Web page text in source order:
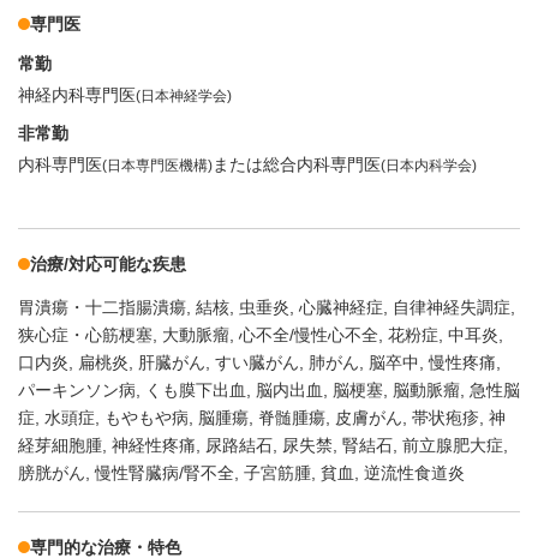
専門医
常勤
神経内科専門医(日本神経学会)
非常勤
内科専門医(日本専門医機構)または総合内科専門医(日本内科学会)
治療/対応可能な疾患
胃潰瘍・十二指腸潰瘍 結核 虫垂炎 心臓神経症
自律神経失調症
狭心症・心筋梗塞 大動脈瘤 心不全/慢性心不全 花粉症 中耳炎
口内炎
扁桃炎 肝臓がん すい臓がん 肺がん 脳卒中
慢性疼痛
パーキンソン病
くも膜下出血 脳内出血 脳梗塞 脳動脈瘤 急性脳
症 水頭症 もやもや病 脳腫瘍 脊髄腫瘍 皮膚がん 帯状疱疹 神
経芽細胞腫 神経性疼痛 尿路結石 尿失禁 腎結石 前立腺肥大症
膀胱がん 慢性腎臓病/腎不全 子宮筋腫 貧血 逆流性食道炎
専門的な治療・特色